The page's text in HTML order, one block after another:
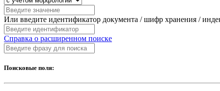
Или введите идентификатор документа / шифр хранения /
Справка о расширенном поиске
Поисковые поля: